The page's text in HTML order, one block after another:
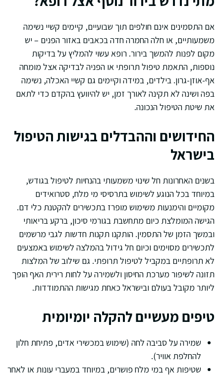
אם התסמינים אינם חולפים תוך שבועיים, קיימים קשיי נשימה
משמעותיים, או חלה החמרה חדה בכאבים באזור הפנים – יש
מקום לפנות להמשך בירור. רופא עשוי להמליץ על בדיקות
נוספות, התאמת טיפול תרופתי או הפניה לבדיקה אצל מומחה
אף-אוזן-גרון. בילדים, במידה וקיימים גם קשיי האכלה, נשימה
בפה ושינה לא תקינה לאורך זמן, יש להיוועץ בהקדם כדי לתאם
את שיטת הטיפול הנכונה.
החידושים וההבדלים בגישות הטיפול
בישראל
בשנים האחרונות חל שינוי משמעותי בהנחיות לטיפול בגודש,
במיוחד בכל הנוגע לשימוש בתרסיסי מי מלח, סטרואידים
מקומיים והימנעות משימוש מופרז בתכשירים להקטנת כלי דם.
הגישה המומלצת כיום מתחשבת בגורמי סיכון, ברקע בריאותי
ובמשך הזמן של התסמין. הותקנו תקנות חדשות לגבי מרשמים
לתכשירים מסוימים וכיום חל גידול בהמלצה לשימוש באמצעים
לא תרופתיים במקביל לטיפול תרופתי. גם שילוב של המלצות
תזונה לשיפור מערכת החיסון ולשמירה על לחות רירית האף הופך
ליותר מקובל בעולם ובישראל כאחת מגישות ההתמודדות.
טיפים מעשיים להקלה יומיומית
שמירה על סביבה לחה (שימוש במכשירי אדים, פתיחת חלון
להחלפת אוויר).
שטיפות אף במי מלח פושרים, במיוחד במעברי עונות או לאחר